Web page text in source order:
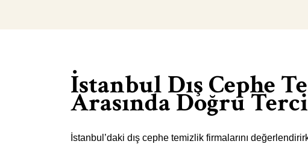
İstanbul Dış Cephe
Arasında Doğru
İstanbul’daki dış cephe temizlik firmalarını